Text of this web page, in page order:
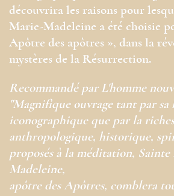
découvrira les raisons pour
Marie-Madeleine a été choisie
Apôtre des apôtres », dans la
mystères de la Résurrection.
Recommandé par L'homme
"Magnifique ouvrage tant par sa
iconographique que par la
anthropologique, historique,
proposés à la méditation,
Madeleine,
apôtre des Apôtres, comblera